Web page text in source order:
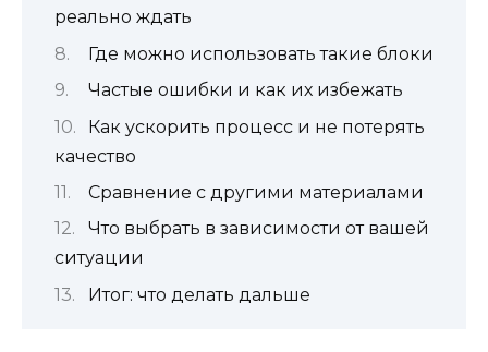
реально ждать
Где можно использовать такие блоки
Частые ошибки и как их избежать
Как ускорить процесс и не потерять
качество
Сравнение с другими материалами
Что выбрать в зависимости от вашей
ситуации
Итог: что делать дальше